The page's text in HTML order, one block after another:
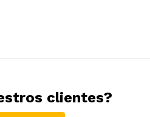
clientes?